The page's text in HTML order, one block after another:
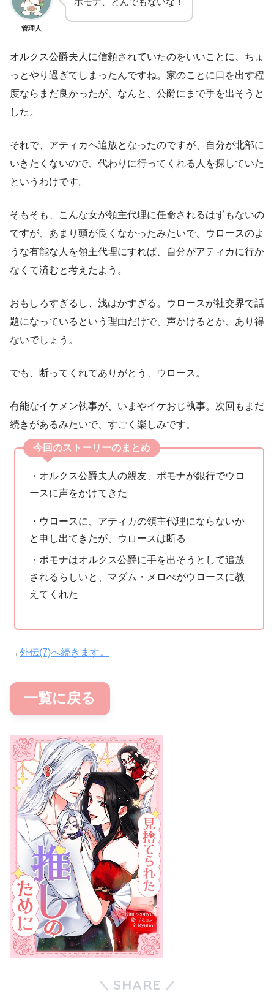
管理人
オルクス公爵夫人に信頼されていたのをいいことに、ちょ
っとやり過ぎてしまったんですね。家のことに口を出す程
度ならまだ良かったが、なんと、公爵にまで手を出そうと
した。
それで、アティカへ追放となったのですが、自分が北部に
いきたくないので、代わりに行ってくれる人を探していた
というわけです。
そもそも、こんな女が領主代理に任命されるはずもないの
ですが、あまり頭が良くなかったみたいで、ウロースのよ
うな有能な人を領主代理にすれば、自分がアティカに行か
なくて済むと考えたよう。
おもしろすぎるし、浅はかすぎる。ウロースが社交界で話
題になっているという理由だけで、声かけるとか、あり得
ないでしょう。
でも、断ってくれてありがとう、ウロース。
有能なイケメン執事が、いまやイケおじ執事。次回もまだ
続きがあるみたいで、すごく楽しみです。
今回のストーリーのまとめ
・オルクス公爵夫人の親友、ポモナが銀行でウロ
ースに声をかけてきた
・ウロースに、アティカの領主代理にならないか
と申し出てきたが、ウロースは断る
・ポモナはオルクス公爵に手を出そうとして追放
されるらしいと、マダム・メロぺがウロースに教
えてくれた
→外伝(7)へ続きます。
一覧に戻る
SHARE